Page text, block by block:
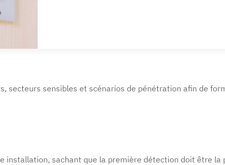
secteurs sensibles et scénarios de pénétration afin de
installation, sachant que la première détection doit être la